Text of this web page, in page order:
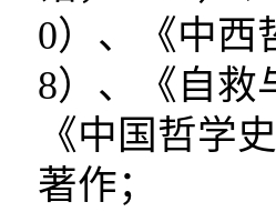
0）、《中西
8）、《自救
《中国哲学
著作；